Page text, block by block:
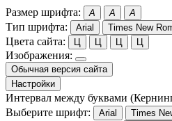
Размер шрифта: A A A
Тип шрифта: Arial Times New
Цвета сайта: Ц Ц Ц Ц
Изображения:
Обычная версия сайта
Настройки
Интервал между буквами
Выберите шрифт: Arial Times